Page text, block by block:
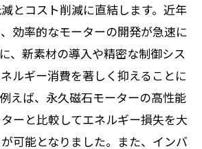
とコスト削減に直結します。近年
効率的なモーターの開発が急速に
、新素材の導入や精密な制御シス
ルギー消費を著しく抑えることに
えば、永久磁石モーターの高性能
ーと比較してエネルギー損失を大
可能となりました。また、インバ